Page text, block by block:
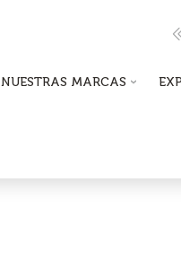
NUESTRAS MARCAS